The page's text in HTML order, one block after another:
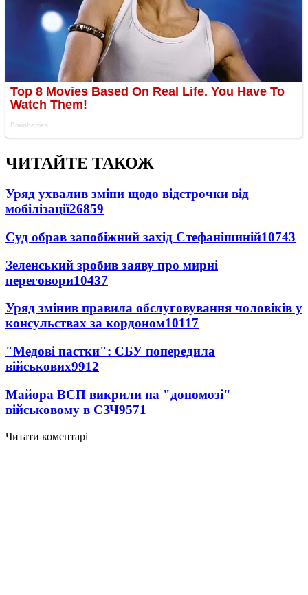
ЧИТАЙТЕ ТАКОЖ
Уряд ухвалив зміни щодо відстрочки від
мобілізації26859
Суд обрав запобіжний захід Стефанішиній10743
Зеленський зробив заяву про мирні
переговори10437
Уряд змінив правила обслуговування чоловіків у
консульствах за кордоном10117
"Медові пастки": СБУ попередила
військових9912
Майора ВСП викрили на "допомозі"
військовому в СЗЧ9571
Читати коментарі